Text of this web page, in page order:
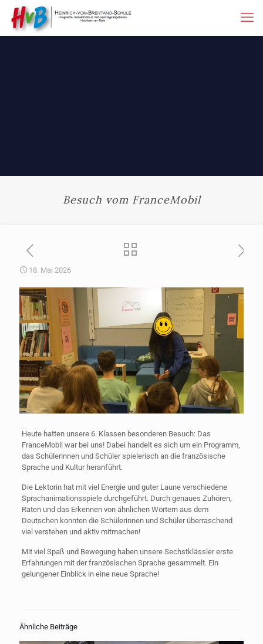
Besuch vom FranceMobil
18. Mai 2026
Heute hatten unsere 6. Klassen besonderen Besuch: Das
FranceMobil war bei uns! Dabei handelt es sich um ein Programm,
das Schülerinnen und Schüler spielerisch an die französische
Sprache und Kultur heranführt.
Die Lektorin hat mit viel Energie und guter Laune verschiedene
Sprachanimationsspiele durchgeführt. Durch genaues Zuhören,
Raten und das Erkennen von ähnlichen Wörtern aus dem
Deutschen konnten die Schülerinnen und Schüler überraschend
viel verstehen und aktiv mitmachen!
Mit viel Spaß und Bewegung haben unsere Sechstklässler erste
Erfahrungen mit der französischen Sprache gesammelt. Ein
gelungener Einblick in eine neue Sprache!
Ähnliche Beiträge